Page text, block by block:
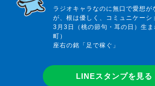
ラジオキャラなのに無口で愛想が
が、根は優しく、コミュニケーシ
3月3日（桃の節句・耳の日）生
町）
座右の銘「足で稼ぐ」
LINEスタンプを見る